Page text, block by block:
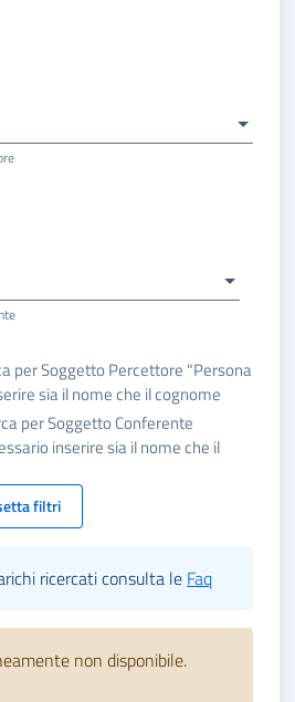
per Soggetto Percettore "Persona
sia il nome che il cognome
per Soggetto Conferente
inserire sia il nome che il
filtri
ricercati consulta le Faq
non disponibile.